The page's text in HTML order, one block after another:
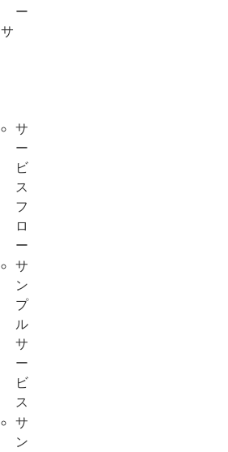
ー
サ
サ
ー
ビ
ス
フ
ロ
ー
サ
ン
プ
ル
サ
ー
ビ
ス
サ
ン